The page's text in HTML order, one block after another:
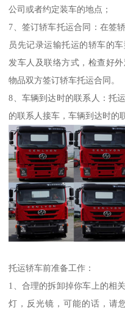
公司或者约定装车的地点；
7、签订轿车托运合同：在签
员先记录运输托运的轿车的
发车人及联络方式，检查好
物品双方签订轿车托运合同。
8、车辆到达时的联系人：托
的联系人接车，车辆到达时的
托运轿车前准备工作：
1、合理的拆卸掉你车上的相
灯，反光镜，可能的话，请